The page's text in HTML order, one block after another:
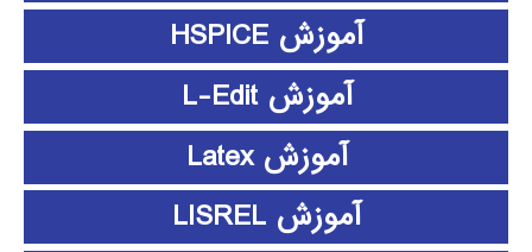
آموزش HSPICE
آموزش L-Edit
آموزش Latex
آموزش LISREL